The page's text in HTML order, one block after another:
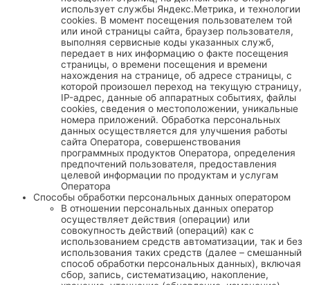
использует службы Яндекс.Метрика, и технологии
cookies. В момент посещения пользователем той
или иной страницы сайта, браузер пользователя,
выполняя сервисные коды указанных служб,
передает в них информацию о факте посещения
страницы, о времени посещения и времени
нахождения на странице, об адресе страницы, с
которой произошел переход на текущую страницу,
IP-адрес, данные об аппаратных событиях, файлы
cookies, сведения о местоположении, уникальные
номера приложений. Обработка персональных
данных осуществляется для улучшения работы
сайта Оператора, совершенствования
программных продуктов Оператора, определения
предпочтений пользователя, предоставления
целевой информации по продуктам и услугам
Оператора
Способы обработки персональных данных оператором
В отношении персональных данных оператор
осуществляет действия (операции) или
совокупность действий (операций) как с
использованием средств автоматизации, так и без
использования таких средств (далее – смешанный
способ обработки персональных данных), включая
сбор, запись, систематизацию, накопление,